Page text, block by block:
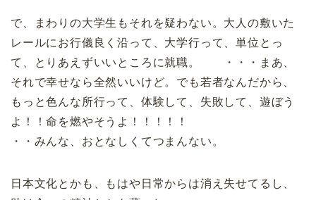
で、まわりの大学生もそれを疑わない。大人の敷いた
レールにお行儀良く沿って、大学行って、単位とっ
て、とりあえずいいところに就職。 ・・・まあ、
それで幸せなら全然いいけど。でも若者なんだから、
もっと色んな所行って、体験して、失敗して、遊ぼう
よ！！命を燃やそうよ！！！！！
・・みんな、おとなしくてつまんない。
日本文化とかも、もはや日常からは消え失せてるし、